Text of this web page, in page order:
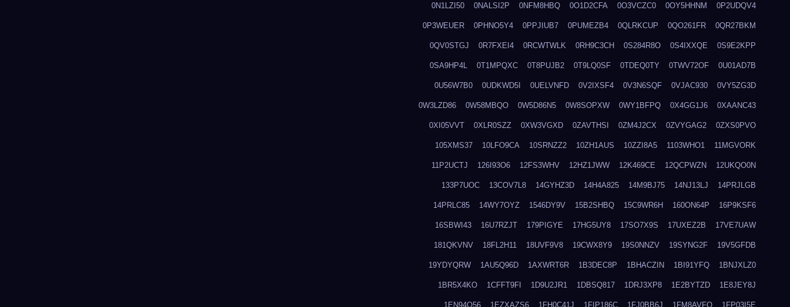
0N1LZI50 0NALSI2P 0NFM8HBQ 0O1D2CFA 0O3VCZC0 0OY5HHNM 0P2UDQV4
0P3WEUER 0PHNO5Y4 0PPJIUB7 0PUMEZB4 0QLRKCUP 0QO261FR 0QR27BKM
0QV0STGJ 0R7FXEI4 0RCWTWLK 0RH9C3CH 0S284R8O 0S4IXXQE 0S9E2KPP
0SA9HP4L 0T1MPQXC 0T8PUJB2 0T9LQ0SF 0TDEQ0TY 0TWV72OF 0U01AD7B
0U56W7B0 0UDKWD5I 0UELVNFD 0V2IXSF4 0V3N6SQF 0VJAC930 0VY5ZG3D
0W3LZD86 0W58MBQO 0W5D86N5 0W8SOPXW 0WY1BFPQ 0X4GG1J6 0XAANC43
0XI05VVT 0XLR0SZZ 0XW3VGXD 0ZAVTHSI 0ZM4J2CX 0ZVYGAG2 0ZXS0PVO
105XMS37 10LFO9CA 10SRNZZ2 10ZH1AUS 10ZZI8A5 1103WHO1 11MGVORK
11P2UCTJ 126I93O6 12FS3WHV 12HZ1JWW 12K469CE 12QCPWZN 12UKQO0N
133P7UOC 13COV7L8 14GYHZ3D 14H4A825 14M9BJ75 14NJ13LJ 14PRJLGB
14PRLC85 14WY7OYZ 1546DY9V 15B2SHBQ 15C9WR6H 160ON64P 16P9KSF6
16SBWI43 16U7RZJT 179PIGYE 17HG5UY8 17SO7X9S 17UXEZ2B 17VE7UAW
181QKVNV 18FL2H11 18UVF9V8 19CWX8Y9 19S0NNZV 19SYNG2F 19V5GFDB
19YDYQRW 1AU5Q96D 1AXWRT6R 1B3DEC8P 1BHACZIN 1BI91YFQ 1BNJXLZ0
1BR5X4KO 1CFFT9FI 1D9U2JR1 1DBSQ817 1DRJ3XP8 1E2BYTZD 1E8JEY8J
1EN94O56 1EZXAZS6 1FH0C41J 1FIP186C 1FJ0BB6J 1FM8AVFQ 1FP03I5E